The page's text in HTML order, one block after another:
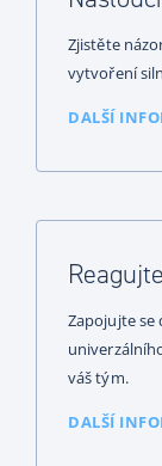
Zjistěte
vytvoření
DALŠÍ
Reagujte
Zapojujte se
váš tým.
DALŠÍ